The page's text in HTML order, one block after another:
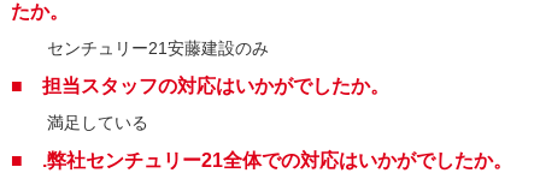
たか。
センチュリー21安藤建設のみ
■ 担当スタッフの対応はいかがでしたか。
満足している
■ .弊社センチュリー21全体での対応はいかがでしたか。